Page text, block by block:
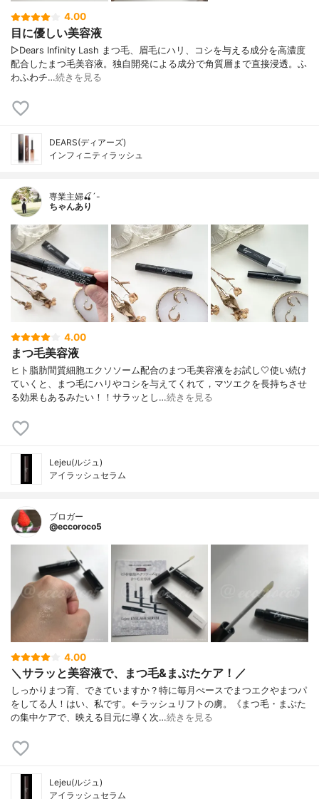
4.00
目に優しい美容液
▷Dears Infinity Lash まつ毛、眉毛にハリ、コシを与える成分を高濃度
配合したまつ毛美容液。独自開発による成分で角質層まで直接浸透。ふ
わふわチ…続きを見る
DEARS(ディアーズ)
インフィニティラッシュ
専業主婦🍒´-
ちゃんあり
4.00
まつ毛美容液
ヒト脂肪間質細胞エクソソーム配合のまつ毛美容液をお試し🤍使い続け
ていくと、まつ毛にハリやコシを与えてくれて，マツエクを長持ちさせ
る効果もあるみたい！！サラッとし…続きを見る
Lejeu(ルジュ)
アイラッシュセラム
ブロガー
@eccoroco5
4.00
＼サラッと美容液で、まつ毛&まぶたケア！／
しっかりまつ育、できていますか？特に毎月ぺースでまつエクやまつパ
をしてる人！はい、私です。←ラッシュリフトの虜。《まつ毛・まぶた
の集中ケアで、映える目元に導く次…続きを見る
Lejeu(ルジュ)
アイラッシュセラム